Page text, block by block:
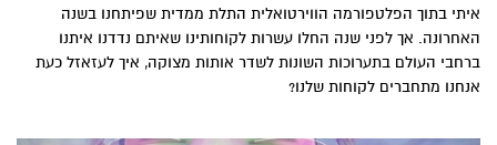
איתי בתוך הפלטפורמה הווירטואלית התלת ממדית שפיתחנו בשנה
האחרונה. אך לפני שנה החלו עשרות לקוחותינו שאיתם נדדנו איתנו
ברחבי העולם בתערוכות השונות לשדר אותות מצוקה, איך לעזאזל כעת
אנחנו מתחברים לקוחות שלנו?